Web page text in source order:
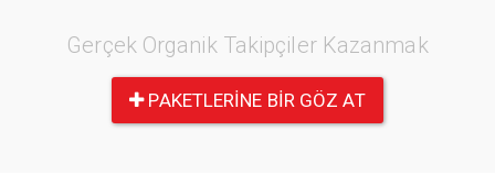
Gerçek Organik Takipçiler Kazanmak
PAKETLERINE BIR GÖZ AT